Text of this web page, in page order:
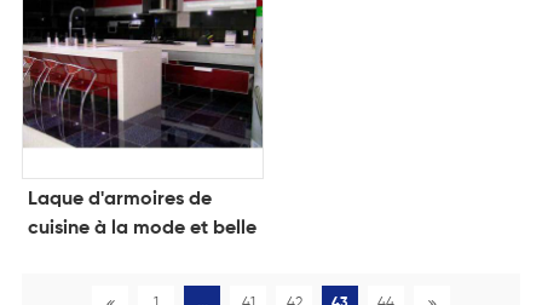
Laque d'armoires de
cuisine à la mode et belle